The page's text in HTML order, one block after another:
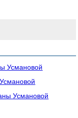
Усмановой
Усмановой